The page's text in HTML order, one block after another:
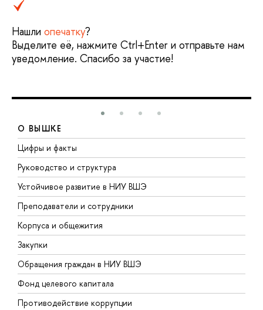
Нашли опечатку?
Выделите её, нажмите Ctrl+Enter и отправьте нам
уведомление. Спасибо за участие!
О ВЫШКЕ
Цифры и факты
Руководство и структура
Устойчивое развитие в НИУ ВШЭ
Преподаватели и сотрудники
Корпуса и общежития
Закупки
Обращения граждан в НИУ ВШЭ
Фонд целевого капитала
Противодействие коррупции